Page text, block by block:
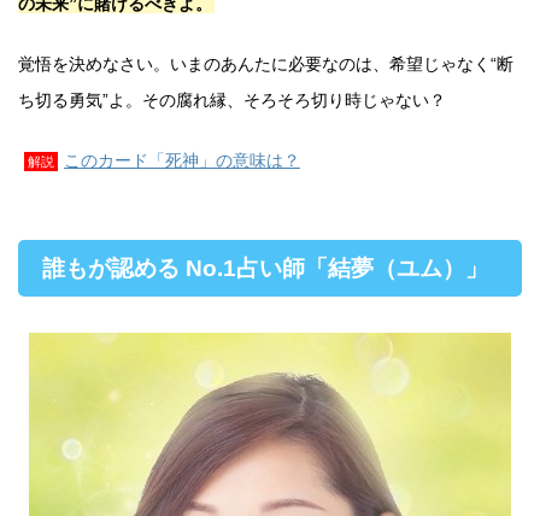
覚悟を決めなさい。いまのあんたに必要なのは、希望じゃなく“断
ち切る勇気”よ。その腐れ縁、そろそろ切り時じゃない？
解説 このカード「死神」の意味は？
誰もが認める No.1占い師「結夢（ユム）」